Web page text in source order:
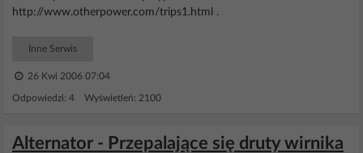
http://www.otherpower.com/trips1.html .
Inne Serwis
26 Kwi 2006 07:04
Odpowiedzi: 4 Wyświetleń: 2100
Alternator - Przepalające się druty wirnika